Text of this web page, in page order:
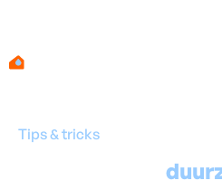
Tips & tricks